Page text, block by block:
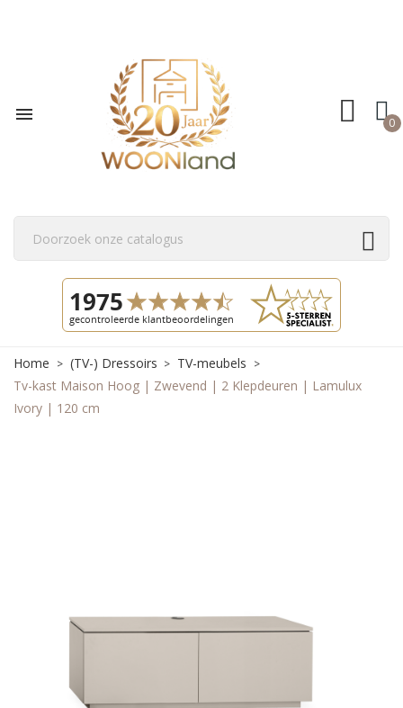
 0
Home (TV-) Dressoirs
TV-meubels
Tv-kast Maison Hoog | Zwevend | 2 Klepdeuren | Lamulux
Ivory | 120 cm